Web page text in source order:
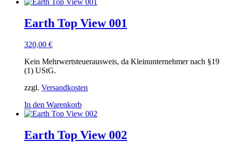
Earth Top View 001
320,00 €
Kein Mehrwertsteuerausweis, da Kleinunternehmer nach §19
(1) UStG.
zzgl. Versandkosten
In den Warenkorb
Earth Top View 002